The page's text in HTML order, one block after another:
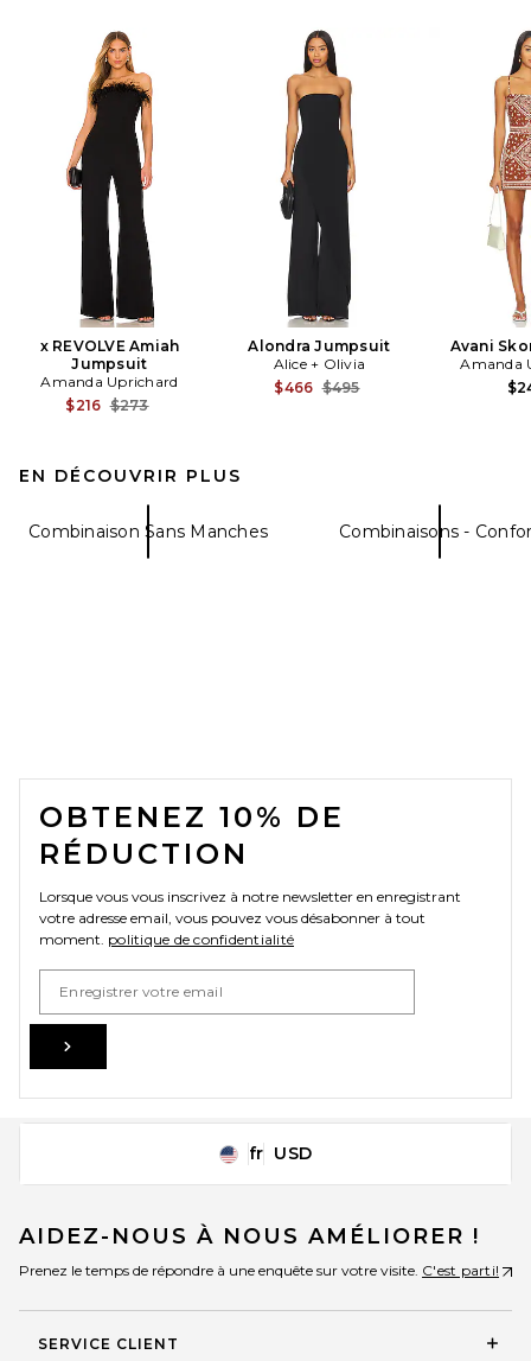
x REVOLVE Amiah
Jumpsuit
Amanda Uprichard
$216 Previous price:
$273
Alondra Jumpsuit
Alice + Olivia
$466 Previous price:
$495
Avani
Amanda
EN DÉCOUVRIR PLUS
Combinaison Sans Manches Combinaisons -
FOOTER
OBTENEZ 10% DE
RÉDUCTION
Lorsque vous vous inscrivez à notre newsletter en enregistrant
votre adresse email, vous pouvez vous désabonner à tout
moment. politique de confidentialité
Change Country Regions
fr USD
AIDEZ-NOUS À NOUS AMÉLIORER !
Prenez le temps de répondre à une enquête sur votre visite. C'est parti!
SERVICE CLIENT